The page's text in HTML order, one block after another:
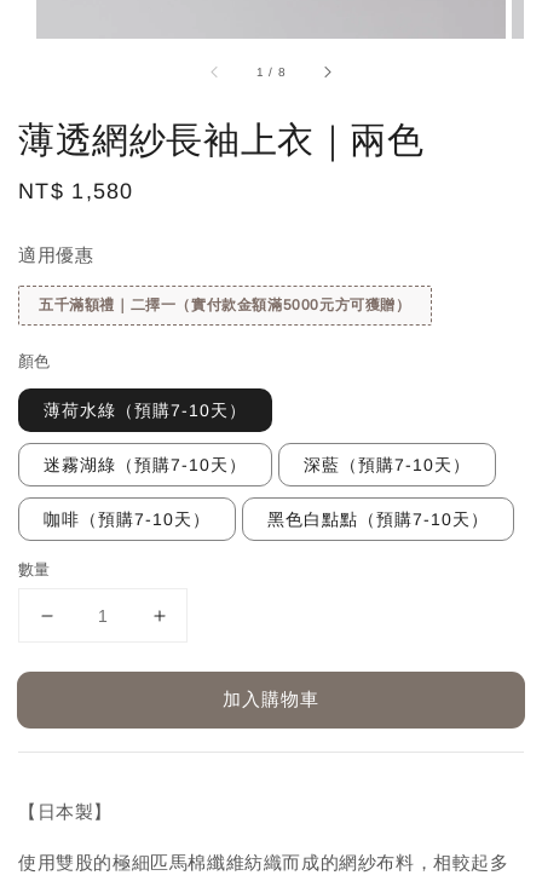
1 / 8
薄透網紗長袖上衣｜兩色
Regular
NT$ 1,580
適用優惠
五千滿額禮｜二擇一（實付款金額滿5000元方可獲贈）
顏色
薄荷水綠（預購7-10天）
迷霧湖綠（預購7-10天） 深藍（預購7-10天）
咖啡（預購7-10天） 黑色白點點（預購7-10天）
數量
加入購物車
【日本製】
使用雙股的極細匹馬棉纖維紡織而成的網紗布料，相較起多